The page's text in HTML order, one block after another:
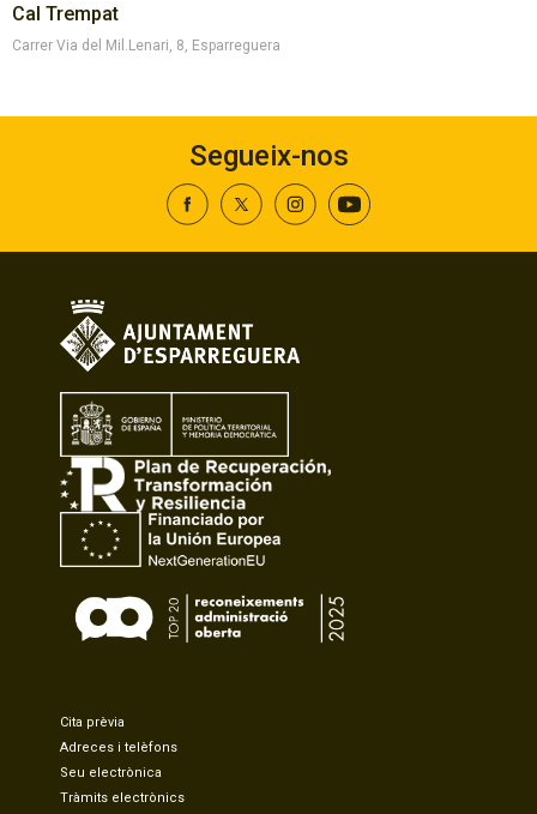
Cal Trempat
Carrer Via del Mil.Lenari, 8, Esparreguera
Segueix-nos
Cita prèvia
Adreces i telèfons
Seu electrònica
Tràmits electrònics